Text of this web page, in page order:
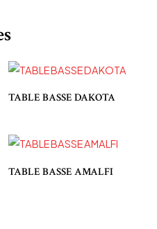
TABLE BASSE DAKOTA
TABLE BASSE AMALFI